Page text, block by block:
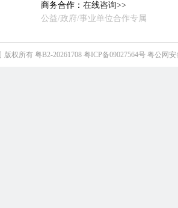
商务合作： 在线咨询>>
公益/政府/事业单位合作专属
版权所有 粤B2-20261708 粤ICP备09027564号 粤公网安